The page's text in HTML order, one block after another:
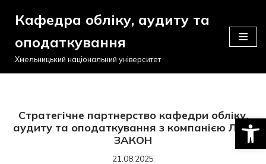
Перейти
до
вмісту
Кафедра обліку, аудиту та
оподаткування
Хмельницький національний університет
Стратегічне партнерство кафедри обліку,
аудиту та оподаткування з компанією ЛІГА
ЗАКОН
21.08.2025